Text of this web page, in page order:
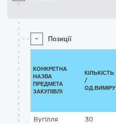
- Позиції
КОНКРЕТНА
НАЗВА
ПРЕДМЕТА
ЗАКУПІВЛІ
КІЛЬКІСТЬ
/
ОД.ВИМІРУ
Вугілля
30